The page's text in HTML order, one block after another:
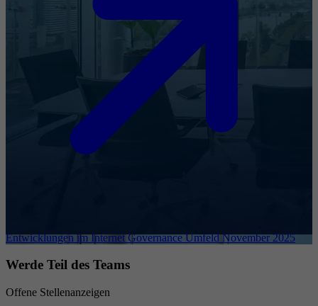
Entwicklungen im Internet Governance Umfeld November 2025
Werde Teil des Teams
Offene Stellenanzeigen